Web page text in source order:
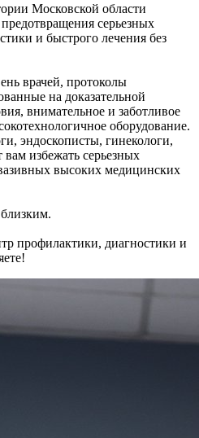
Московской области
серьезных
и быстрого лечения без
врачей, протоколы
на доказательной
внимательное и заботливое
оборудование.
эндоскописты, гинекологи,
избежать серьезных
высоких медицинских
профилактики, диагностики и